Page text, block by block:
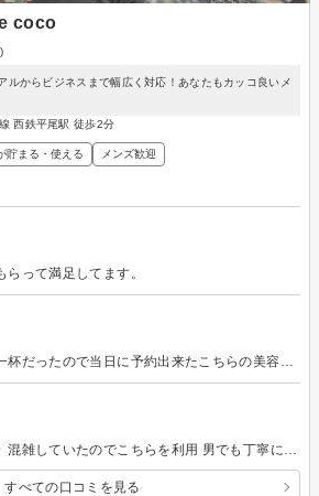
coco
ルからビジネスまで幅広く対応！あなたもカッコ良いメ
西鉄平尾駅 徒歩2分
貯まる・使える メンズ歓迎
って満足してます。
すべての口コミを見る